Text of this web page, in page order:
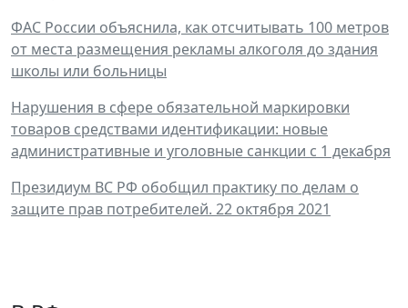
ФАС России объяснила, как отсчитывать 100 метров
от места размещения рекламы алкоголя до здания
школы или больницы
Нарушения в сфере обязательной маркировки
товаров средствами идентификации: новые
административные и уголовные санкции с 1 декабря
Президиум ВС РФ обобщил практику по делам о
защите прав потребителей. 22 октября 2021